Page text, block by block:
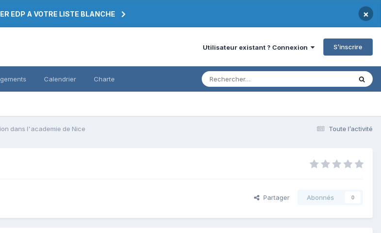
EDP A VOTRE LISTE BLANCHE ×
Utilisateur existant ? Connexion S’inscrire
Calendrier Charte
Toute l’activité
dans l'academie de Nice
Partager Abonnés 0